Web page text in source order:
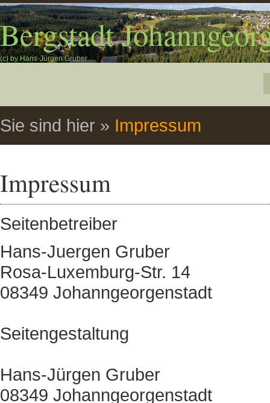
Bergstadt
(c) by Hans-Jürgen Gruber
Sie sind hier » Impressum
Impressum
Seitenbetreiber
Hans-Juergen Gruber
Rosa-Luxemburg-Str. 14
08349 Johanngeorgenstadt
Seitengestaltung
Hans-Jürgen Gruber
08349 Johanngeorgenstadt